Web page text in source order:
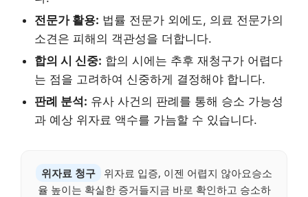
전문가 활용: 법률 전문가 외에도, 의료 전문가의
소견은 피해의 객관성을 더합니다.
합의 시 신중: 합의 시에는 추후 재청구가 어렵다
는 점을 고려하여 신중하게 결정해야 합니다.
판례 분석: 유사 사건의 판례를 통해 승소 가능성
과 예상 위자료 액수를 가늠할 수 있습니다.
위자료 청구
위자료 입증, 이젠 어렵지 않아요승소
율 높이는 확실한 증거들지금 바로 확인하고 승소하